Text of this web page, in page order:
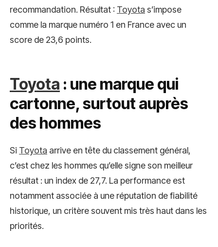
recommandation. Résultat : Toyota s’impose
comme la marque numéro 1 en France avec un
score de 23,6 points.
Toyota : une marque qui
cartonne, surtout auprès
des hommes
Si Toyota arrive en tête du classement général,
c’est chez les hommes qu’elle signe son meilleur
résultat : un index de 27,7. La performance est
notamment associée à une réputation de fiabilité
historique, un critère souvent mis très haut dans les
priorités.